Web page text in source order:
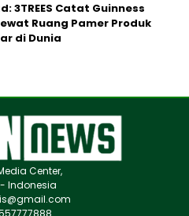
3TREES Catat Guinness
Ruang Pamer Produk
di Dunia
Center,
Indonesia